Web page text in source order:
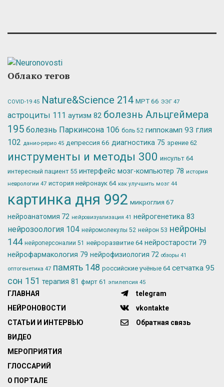
Облако тегов
COVID-19 45 Nature&Science 214 МРТ66 ЭЭГ 47
астроциты 111 аутизм 82 болезнь Альцгеймера
195 болезнь Паркинсона 106 боль 52 гиппокамп 93 глия
102 данио-рерио 45 депрессия 66 диагностика 75 зрение 62
инструменты и методы 300 инсульт 64
интересный пациент 55 интерфейс мозг-компьютер 78 история
неврологии 47 история нейронаук 64 как улучшить мозг 44
картинка дня 992 микроглия 67
нейроанатомия 72 нейровизуализация 41 нейрогенетика 83
нейрозоология 104 нейромолекулы 52 нейрон 53 нейроны
144 нейроперсоналии 51 нейроразвитие 64 нейростарости 79
нейрофармакология 79 нейрофизиология 72 обзоры 41
оптогенетика 47 память 148 российские учёные 64 сетчатка 95
сон 151 терапия 81 фмрт 61 эпилепсия 45
ГЛАВНАЯ
НЕЙРОНОВОСТИ
СТАТЬИ И ИНТЕРВЬЮ
ВИДЕО
МЕРОПРИЯТИЯ
ГЛОССАРИЙ
О ПОРТАЛЕ
telegram
vkontakte
Обратная связь